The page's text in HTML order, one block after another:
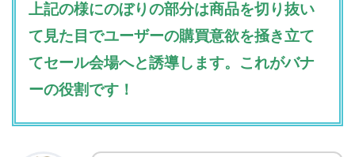
上記の様にのぼりの部分は商品を切り抜い
て見た目でユーザーの購買意欲を掻き立て
てセール会場へと誘導します。これがバナ
ーの役割です！